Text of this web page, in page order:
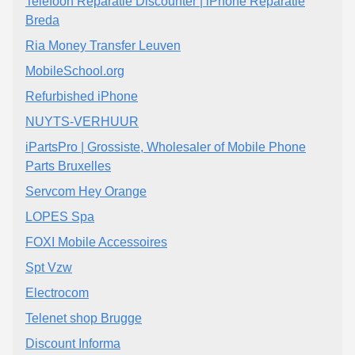
Breda
Ria Money Transfer Leuven
MobileSchool.org
Refurbished iPhone
NUYTS-VERHUUR
iPartsPro | Grossiste, Wholesaler of Mobile Phone
Parts Bruxelles
Servcom Hey Orange
LOPES Spa
FOXI Mobile Accessoires
Spt Vzw
Electrocom
Telenet shop Brugge
Discount Informa